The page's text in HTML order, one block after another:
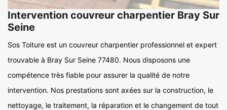
Intervention couvreur charpentier Bray Sur
Seine
Sos Toiture est un couvreur charpentier professionnel et expert
trouvable à Bray Sur Seine 77480. Nous disposons une
compétence très fiable pour assurer la qualité de notre
intervention. Nos prestations sont axées sur la construction, le
nettoyage, le traitement, la réparation et le changement de tout